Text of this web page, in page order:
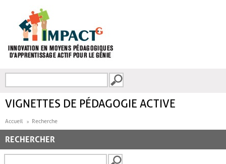
FORMULAIRE DE
VIGNETTES DE PÉDAGOGIE ACTIVE
Accueil Recherche
RECHERCHER